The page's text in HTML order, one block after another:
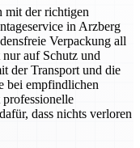
mit der richtigen
in Arzberg
Verpackung all
auf Schutz und
der Transport und die
bei empfindlichen
dass nichts verloren